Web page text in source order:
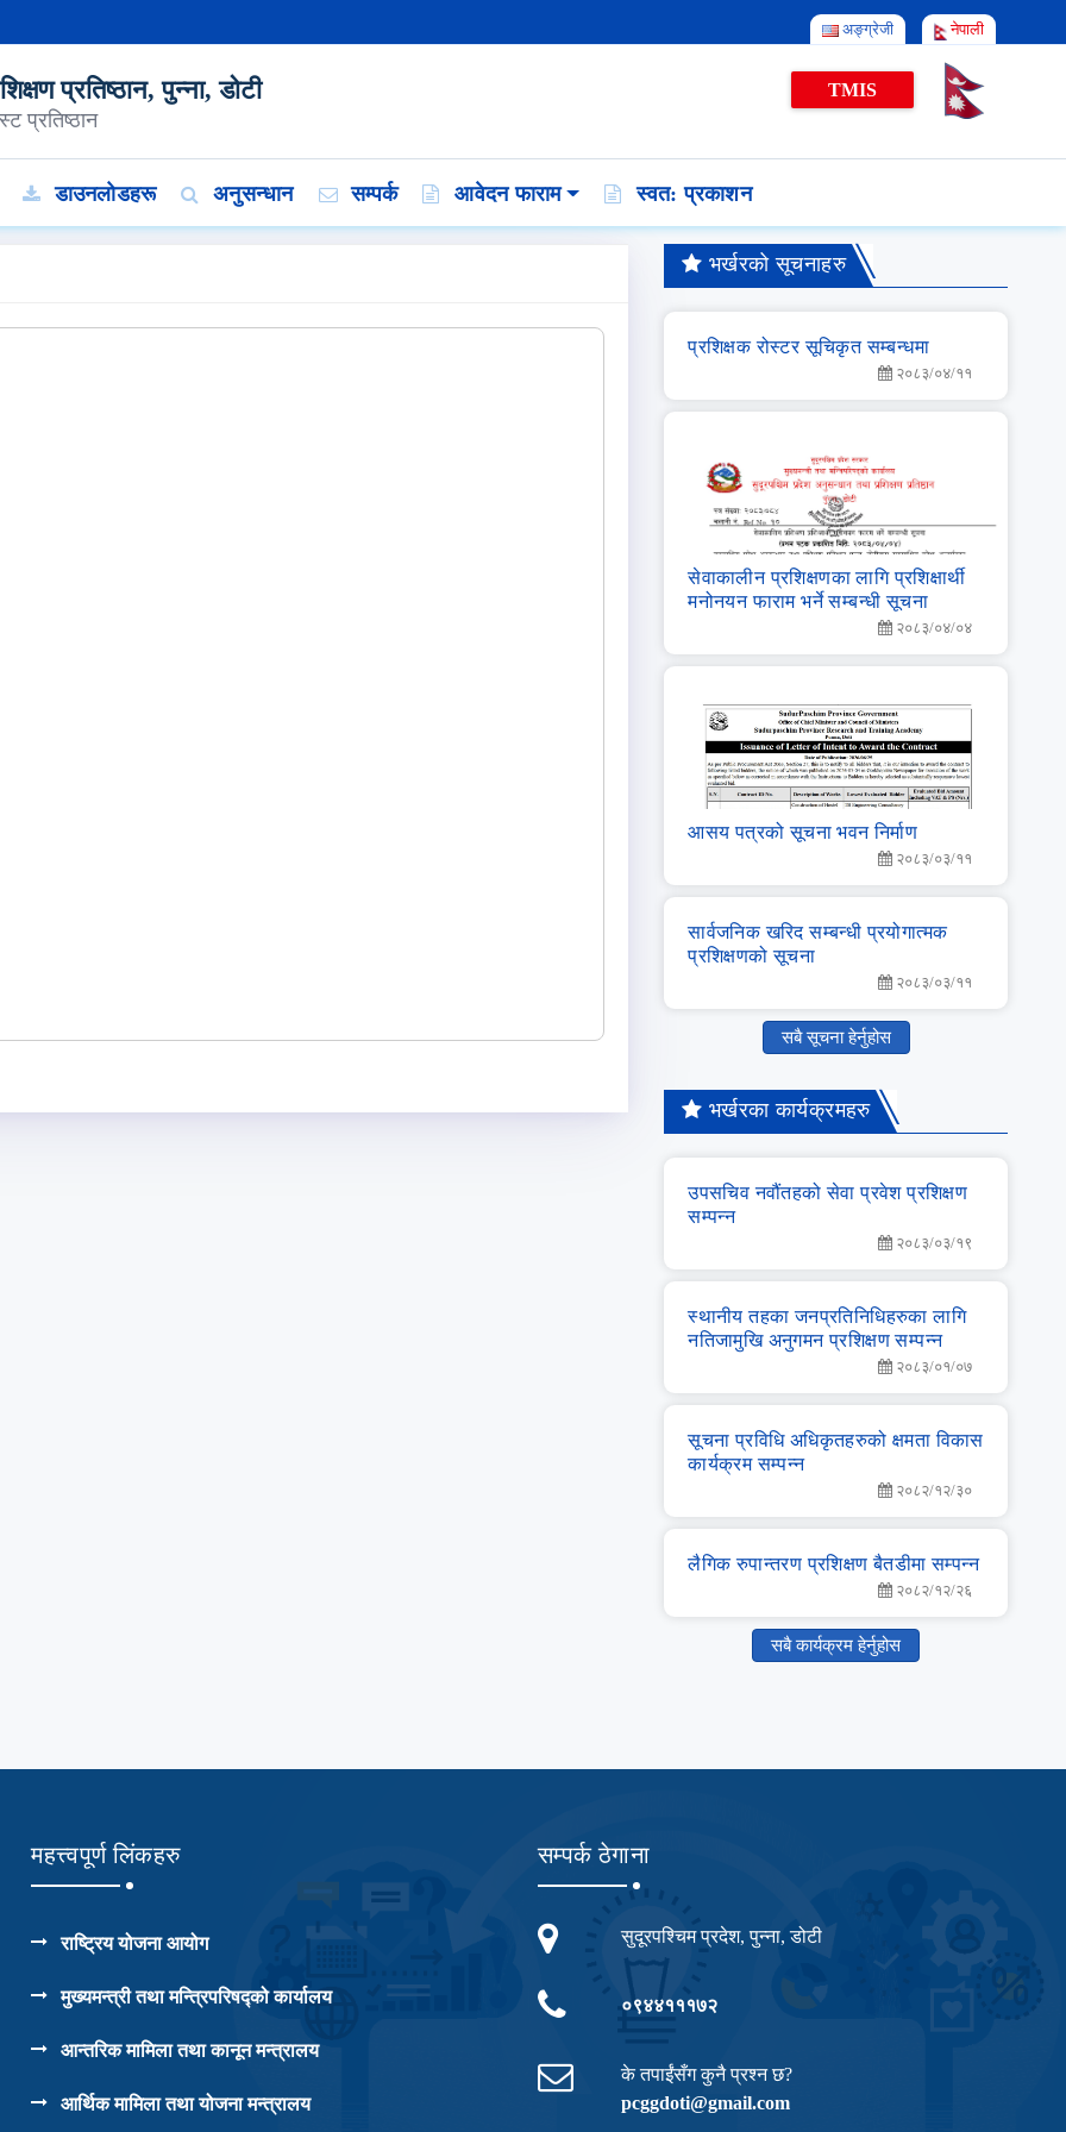
अङ्ग्रेजी नेपाली
प्रतिष्ठान, पुन्ना, डोटी
प्रतिष्ठान
TMIS
डाउनलोडहरू अनुसन्धान सम्पर्क आवेदन फाराम स्वत: प्रकाशन
भर्खरको सूचनाहरु
प्रशिक्षक रोस्टर सूचिकृत सम्बन्धमा
२०८३/०४/११
सेवाकालीन प्रशिक्षणका लागि प्रशिक्षार्थी
मनोनयन फाराम भर्ने सम्बन्धी सूचना
२०८३/०४/०४
आसय पत्रको सूचना भवन निर्माण
२०८३/०३/११
सार्वजनिक खरिद सम्‍बन्‍धी प्रयोगात्‍मक
प्रशिक्षणको सूचना
२०८३/०३/११
सबै सूचना हेर्नुहोस
भर्खरका कार्यक्रमहरु
उपसचिव नवौंतहको सेवा प्रवेश प्रशिक्षण
सम्‍पन्‍न
२०८३/०३/१९
स्‍थानीय तहका जनप्रतिनिधिहरुका लागि
नतिजामुखि अनुगमन प्रशिक्षण सम्‍पन्‍न
२०८३/०१/०७
सूचना प्रविधि अधिकृतहरुको क्षमता विकास
कार्यक्रम सम्‍पन्‍न
२०८२/१२/३०
लै‌गिक रुपान्‍तरण प्रशिक्षण बैतडीमा सम्‍पन्‍न
२०८२/१२/२६
सबै कार्यक्रम हेर्नुहोस
महत्त्वपूर्ण लिंकहरु
राष्ट्रिय योजना आयोग
मुख्यमन्त्री तथा मन्त्रिपरिषद्को कार्यालय
आन्तरिक मामिला तथा कानून मन्त्रालय
आर्थिक मामिला तथा योजना मन्त्रालय
सम्पर्क ठेगाना
सुदूरपश्चिम प्रदेश, पुन्ना, डोटी
०९४४१११७२
के तपाईंसँग कुनै प्रश्न छ?
pcggdoti@gmail.com